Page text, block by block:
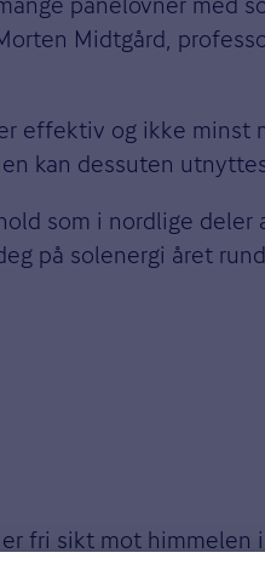
Midtgård,
effektiv og ikke
kan dessuten
som i nordlige deler
på solenergi året
fri sikt mot